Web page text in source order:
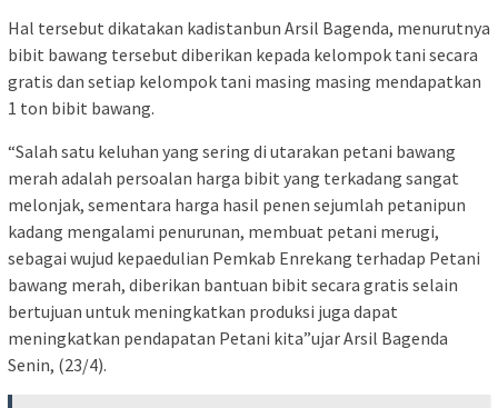
Hal tersebut dikatakan kadistanbun Arsil Bagenda, menurutnya
bibit bawang tersebut diberikan kepada kelompok tani secara
gratis dan setiap kelompok tani masing masing mendapatkan
1 ton bibit bawang.
“Salah satu keluhan yang sering di utarakan petani bawang
merah adalah persoalan harga bibit yang terkadang sangat
melonjak, sementara harga hasil penen sejumlah petanipun
kadang mengalami penurunan, membuat petani merugi,
sebagai wujud kepaedulian Pemkab Enrekang terhadap Petani
bawang merah, diberikan bantuan bibit secara gratis selain
bertujuan untuk meningkatkan produksi juga dapat
meningkatkan pendapatan Petani kita”ujar Arsil Bagenda
Senin, (23/4).